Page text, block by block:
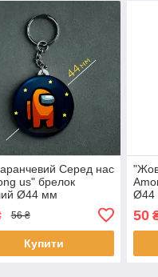
Серед нас
us" брелок
Ø44 мм
56 ₴
Купити
Ø44
50